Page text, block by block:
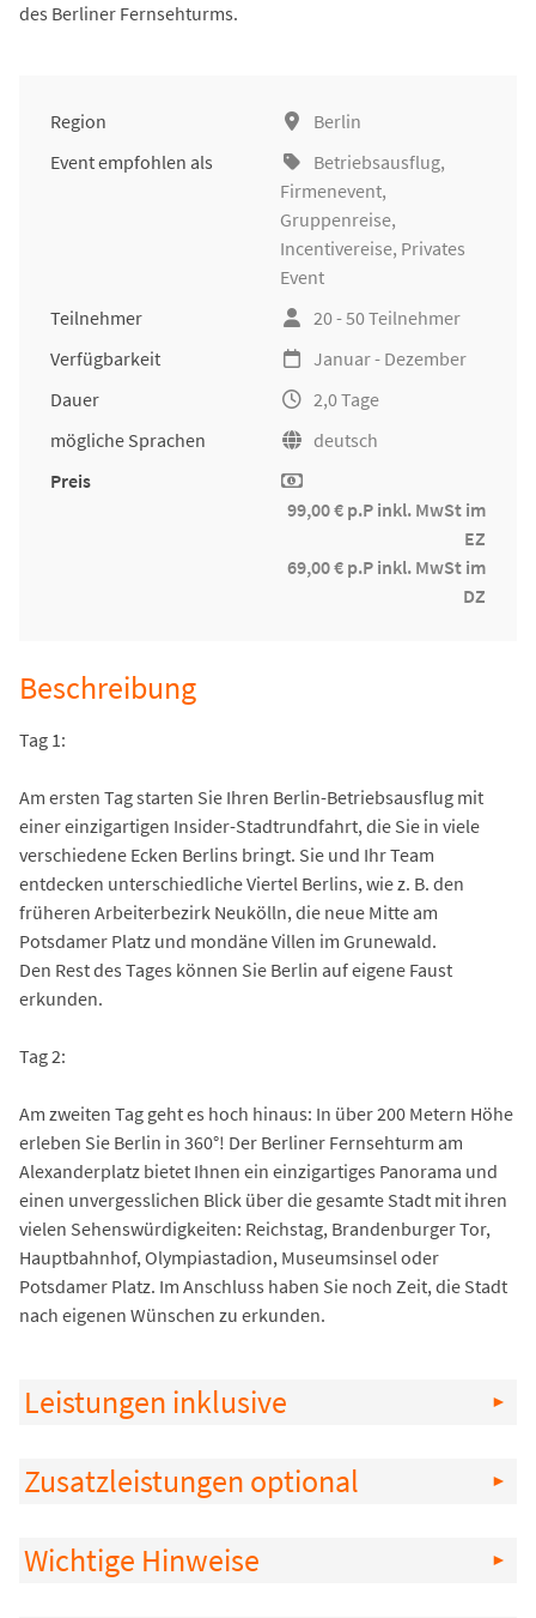
des Berliner Fernsehturms.
Region
Berlin
Event empfohlen als
Betriebsausflug,
Firmenevent,
Gruppenreise,
Incentivereise, Privates
Event
Teilnehmer
20 - 50 Teilnehmer
Verfügbarkeit
Januar - Dezember
Dauer
2,0 Tage
mögliche Sprachen
deutsch
Preis
99,00 € p.P inkl. MwSt im
EZ
69,00 € p.P inkl. MwSt im
DZ
Beschreibung
Tag 1:
Am ersten Tag starten Sie Ihren Berlin-Betriebsausflug mit
einer einzigartigen Insider-Stadtrundfahrt, die Sie in viele
verschiedene Ecken Berlins bringt. Sie und Ihr Team
entdecken unterschiedliche Viertel Berlins, wie z. B. den
früheren Arbeiterbezirk Neukölln, die neue Mitte am
Potsdamer Platz und mondäne Villen im Grunewald.
Den Rest des Tages können Sie Berlin auf eigene Faust
erkunden.
Tag 2:
Am zweiten Tag geht es hoch hinaus: In über 200 Metern Höhe
erleben Sie Berlin in 360°! Der Berliner Fernsehturm am
Alexanderplatz bietet Ihnen ein einzigartiges Panorama und
einen unvergesslichen Blick über die gesamte Stadt mit ihren
vielen Sehens­würdig­keiten: Reichstag, Brandenburger Tor,
Hauptbahnhof, Olympiastadion, Museumsinsel oder
Potsdamer Platz. Im Anschluss haben Sie noch Zeit, die Stadt
nach eigenen Wünschen zu erkunden.
Leistungen inklusive
Zusatzleistungen optional
Wichtige Hinweise